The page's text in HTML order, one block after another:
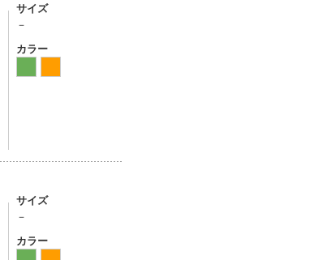
サイズ
－
カラー
サイズ
－
カラー